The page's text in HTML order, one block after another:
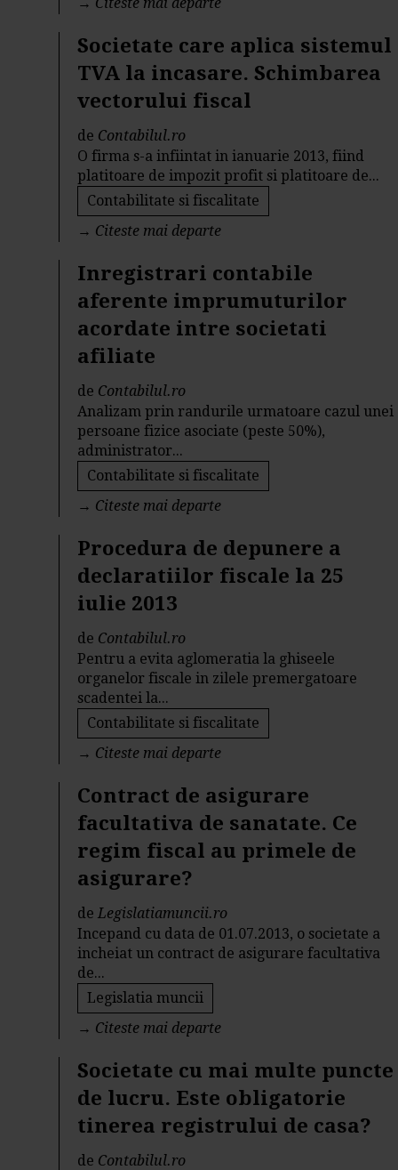
Societate care aplica sistemul
TVA la incasare. Schimbarea
vectorului fiscal
de Contabilul.ro
O firma s-a infiintat in ianuarie 2013, fiind
platitoare de impozit profit si platitoare de...
Contabilitate si fiscalitate
→ Citeste mai departe
Inregistrari contabile
aferente imprumuturilor
acordate intre societati
afiliate
de Contabilul.ro
Analizam prin randurile urmatoare cazul unei
persoane fizice asociate (peste 50%),
administrator...
Contabilitate si fiscalitate
→ Citeste mai departe
Procedura de depunere a
declaratiilor fiscale la 25
iulie 2013
de Contabilul.ro
Pentru a evita aglomeratia la ghiseele
organelor fiscale in zilele premergatoare
scadentei la...
Contabilitate si fiscalitate
→ Citeste mai departe
Contract de asigurare
facultativa de sanatate. Ce
regim fiscal au primele de
asigurare?
deLegislatiamuncii.ro
Incepand cu data de 01.07.2013, o societate a
incheiat un contract de asigurare facultativa
de...
Legislatia muncii
→ Citeste mai departe
Societate cu mai multe puncte
de lucru. Este obligatorie
tinerea registrului de casa?
de Contabilul.ro